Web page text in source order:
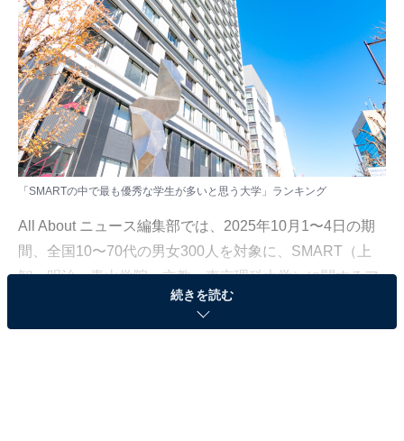
「SMARTの中で最も優秀な学生が多いと思う大学」ランキング
All About ニュース編集部では、2025年10月1〜4日の期
間、全国10〜70代の男女300人を対象に、SMART（上
智・明治・青山学院・立教・東京理科大学）に関するア
ンケートを実施しました。続きを読む